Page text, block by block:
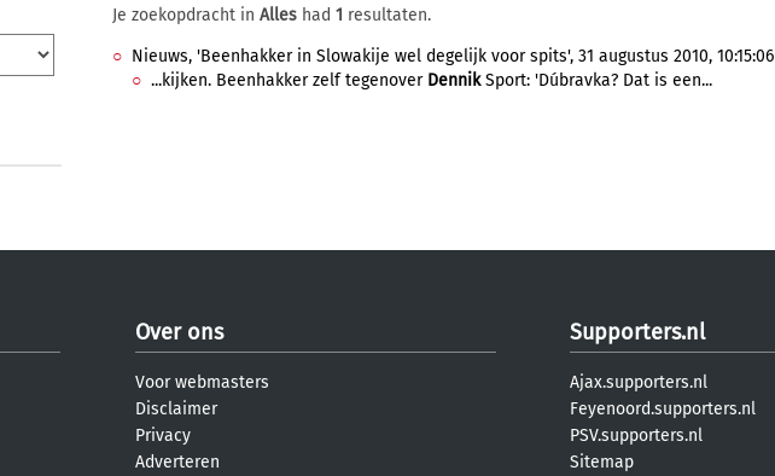
Je zoekopdracht in Alles had 1 resultaten.
Nieuws, 'Beenhakker in Slowakije wel degelijk voor spits', 31 augustus 2010, 10:15:06
...kijken. Beenhakker zelf tegenover DennikSport: 'Dúbravka? Dat is een...
Over ons
Voor webmasters
Disclaimer
Privacy
Adverteren
Supporters.nl
Ajax.supporters.nl
Feyenoord.supporters.nl
PSV.supporters.nl
Sitemap